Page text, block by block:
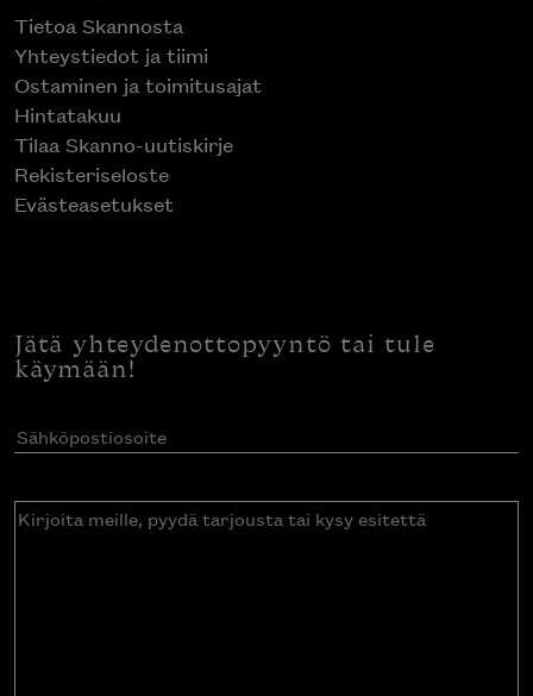
Tietoa Skannosta
Yhteystiedot ja tiimi
Ostaminen ja toimitusajat
Hintatakuu
Tilaa Skanno-uutiskirje
Rekisteriseloste
Evästeasetukset
Jätä yhteydenottopyyntö tai tule
käymään!
Sähköpostiosoite(Pakollinen)
Kirjoita